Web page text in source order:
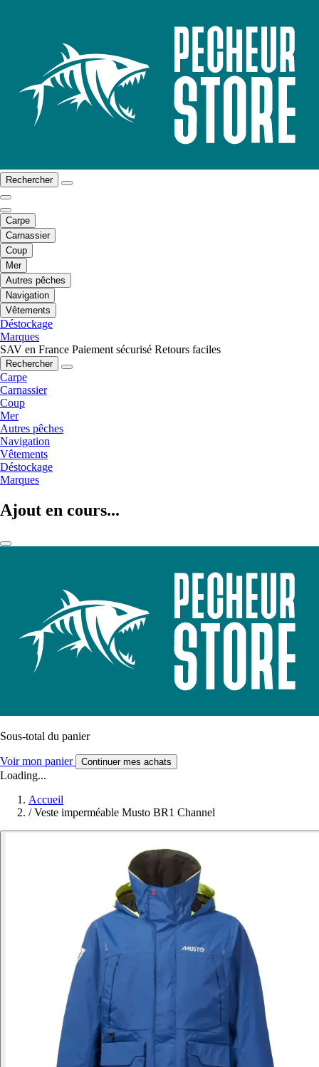
Rechercher
Carpe
Carnassier
Coup
Mer
Autres pêches
Navigation
Vêtements
Déstockage
Marques
SAV en France Paiement sécurisé Retours faciles
Rechercher
Carpe
Carnassier
Coup
Mer
Autres pêches
Navigation
Vêtements
Déstockage
Marques
Ajout en cours...
Sous-total du panier
Voir mon panier Continuer mes achats
Loading...
Accueil
/ Veste imperméable Musto BR1 Channel